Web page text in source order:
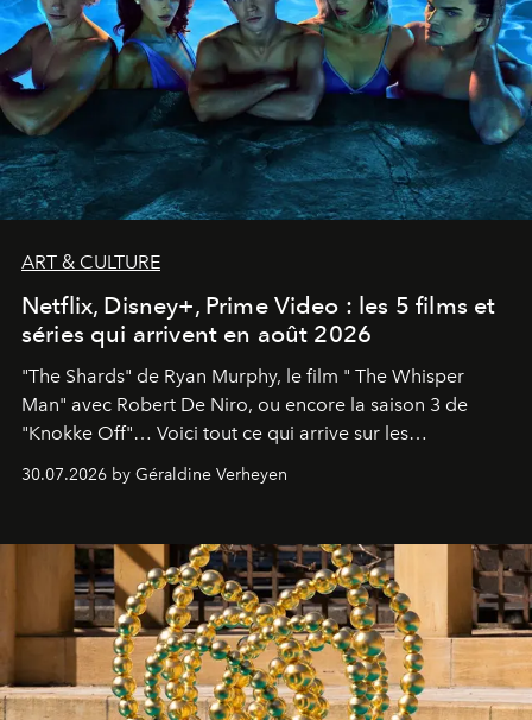
ART & CULTURE
Netflix, Disney+, Prime Video : les 5 films et
séries qui arrivent en août 2026
"The Shards" de Ryan Murphy, le film " The Whisper
Man" avec Robert De Niro, ou encore la saison 3 de
"Knokke Off"… Voici tout ce qui arrive sur les
30.07.2026 by Géraldine Verheyen